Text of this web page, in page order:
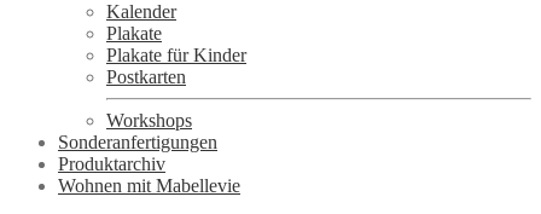
Kalender
Plakate
Plakate für Kinder
Postkarten
Workshops
Sonderanfertigungen
Produktarchiv
Wohnen mit Mabellevie